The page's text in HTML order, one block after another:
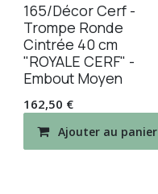
165/Décor Cerf -
Trompe Ronde
Cintrée 40 cm
"ROYALE CERF" -
Embout Moyen
162,50 €
Ajouter au panier